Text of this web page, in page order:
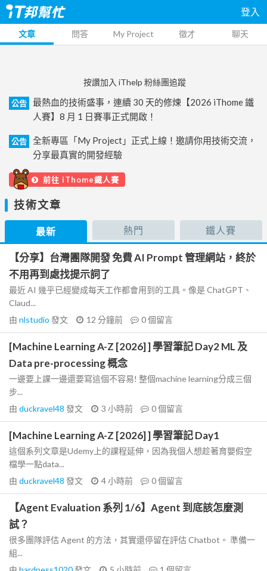
登入
文章 問答 My Project 徵才 聊天
按讚加入 iThelp 粉絲團追蹤
公告
最熱血的技術盛事，連續 30 天的修煉【2026 iThome 鐵
人賽】8 月 1 日賽事正式開啟！
公告
全新專區「My Project」正式上線！邀請你用技術交流，
分享最真實的開發經驗
前往 iThome鐵人賽
技術文章
最新 熱門 鐵人賽
【分享】台灣團隊開發 免費 AI Prompt 管理網站，終於
不用再到處找提示詞了
最近 AI 幾乎已經變成每天工作都會用到的工具。像是 ChatGPT、
Claud...
由 nlstudio 發文 12 分鐘前 0個留言
[Machine Learning A-Z [2026] ] 學習筆記 Day2 ML 及
Data pre-processing 概念
一邊要上課一邊還要寫這個不容易! 整個machine learning分成三個
步...
由 duckravel48 發文 3 小時前 0個留言
[Machine Learning A-Z [2026] ] 學習筆記 Day1
這個系列文章是Udemy上的課程延伸，因為我個人想趁著育嬰假空
檔學一點data...
由 duckravel48 發文 4 小時前 0個留言
【Agent Evaluation 系列 1/6】Agent 到底該怎麼測
試？
很多團隊評估 Agent 的方法，其實還停留在評估 Chatbot。 準備一
組...